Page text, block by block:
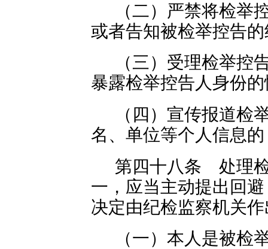
（二）严禁将检举
或者告知被检举控告
（三）受理检举控
暴露检举控告人身份
（四）宣传报道检
名、单位等个人信息
第四十八条 处理
一，应当主动提出回
决定由纪检监察机关
（一）本人是被检